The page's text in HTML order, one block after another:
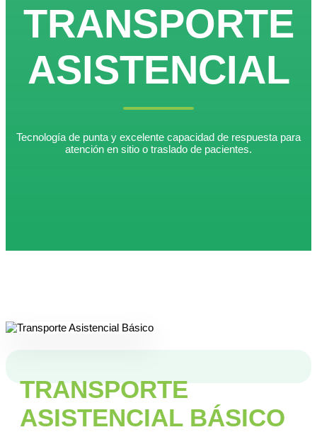
TRANSPORTE
ASISTENCIAL
Tecnología de punta y excelente capacidad de respuesta para
atención en sitio o traslado de pacientes.
TRANSPORTE
ASISTENCIAL BÁSICO